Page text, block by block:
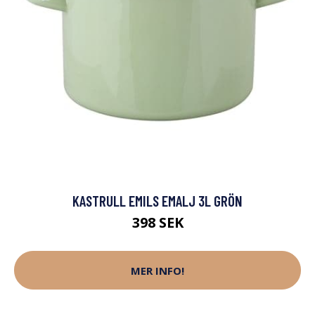
KASTRULL EMILS EMALJ 3L GRÖN
398 SEK
MER INFO!